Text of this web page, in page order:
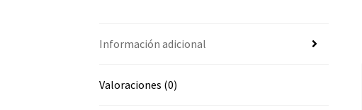
Información adicional
Valoraciones (0)